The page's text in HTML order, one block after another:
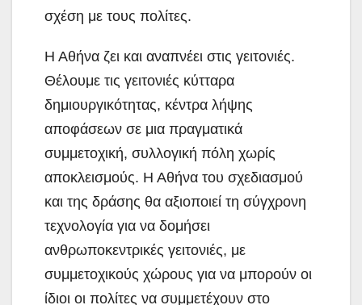
σχέση με τους πολίτες.
Η Αθήνα ζει και αναπνέει στις γειτονιές.
Θέλουμε τις γειτονιές κύτταρα
δημιουργικότητας, κέντρα λήψης
αποφάσεων σε μια πραγματικά
συμμετοχική, συλλογική πόλη χωρίς
αποκλεισμούς. Η Αθήνα του σχεδιασμού
και της δράσης θα αξιοποιεί τη σύγχρονη
τεχνολογία για να δομήσει
ανθρωποκεντρικές γειτονιές, με
συμμετοχικούς χώρους για να μπορούν οι
ίδιοι οι πολίτες να συμμετέχουν στο